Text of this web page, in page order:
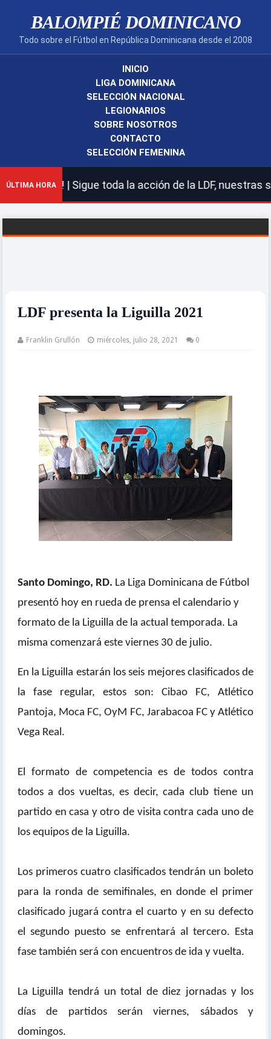
BALOMPIÉ DOMINICANO
Todo sobre el Fútbol en República Dominicana desde el 2008
INICIO
LIGA DOMINICANA
SELECCIÓN NACIONAL
LEGIONARIOS
SOBRE NOSOTROS
CONTACTO
SELECCIÓN FEMENINA
ÚLTIMA HORA
| Sigue toda la acción de la LDF, nuestras
LDF presenta la Liguilla 2021
Franklin Grullón miércoles, julio 28, 2021 0
Santo Domingo, RD. La Liga Dominicana de Fútbol
presentó hoy en rueda de prensa el calendario y
formato de la Liguilla de la actual temporada. La
misma comenzará este viernes 30 de julio.
En la Liguilla estarán los seis mejores clasificados de
la fase regular, estos son: Cibao FC, Atlético
Pantoja, Moca FC, OyM FC, Jarabacoa FC y Atlético
Vega Real.
El formato de competencia es de todos contra
todos a dos vueltas, es decir, cada club tiene un
partido en casa y otro de visita contra cada uno de
los equipos de la Liguilla.
Los primeros cuatro clasificados tendrán un boleto
para la ronda de semifinales, en donde el primer
clasificado jugará contra el cuarto y en su defecto
el segundo puesto se enfrentará al tercero. Esta
fase también será con encuentros de ida y vuelta.
La Liguilla tendrá un total de diez jornadas y los
días de partidos serán viernes, sábados y
domingos.